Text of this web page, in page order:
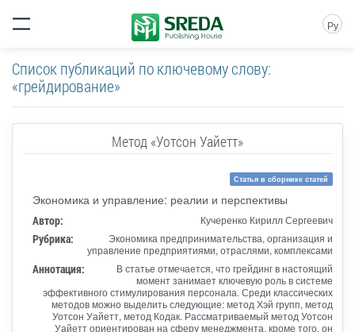
Ру
Список публикаций по ключевому слову:
«грейдирование»
Метод «Уотсон Уайетт»
Статья в сборнике статей
Экономика и управление: реалии и перспективы
Автор: Кучеренко Кирилл Сергеевич
Рубрика:
Экономика предпринимательства, организация и
управление предприятиями, отраслями, комплексами
Аннотация:
В статье отмечается, что грейдинг в настоящий
момент занимает ключевую роль в системе
эффективного стимулирования персонала. Среди классических
методов можно выделить следующие: метод Хэй групп, метод
Уотсон Уайетт, метод Кодак. Рассматриваемый метод Уотсон
Уайетт ориентирован на сферу менеджмента, кроме того, он